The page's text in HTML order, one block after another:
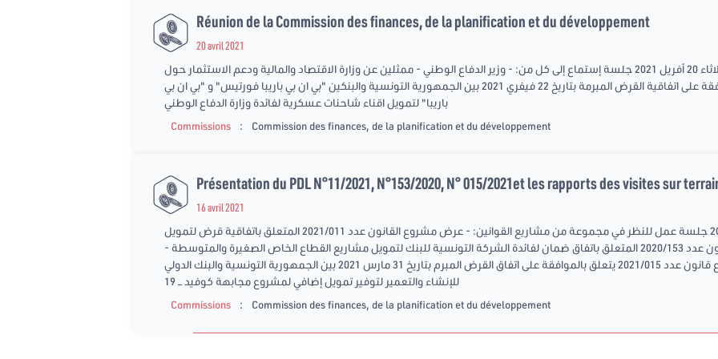
Réunion de la Commission des finances, de la planification et du développement
20 avril 2021
عقدت لجنة المالية والتخطيط والتنمية يوم الثلاثاء 20 أفريل 2021 جلسة إستماع إلى كل من: - وزير الدفاع الوطني - ممثلين عن وزارة الاقتصاد والمالية ودعم الاستثمار حول
مشروع القانون عدد 2021/011 المتعلق بالموافقة على اتفاقية القرض المبرمة بتاريخ 22 فيفري 2021 بين الجمهورية التونسية والبنكين "بي ان بي باريبا فورتيس" و "بي ان بي
باريبا" لتمويل اقناء شاحنات عسكرية لفائدة وزارة الدفاع الوطني
Commissions
: Commission des finances, de la planification et du développement
Présentation du PDL N°11/2021, N°153/2020, N° 015/2021et les rapports des visites sur
16 avril 2021
عقدت لجنة المالية يوم الجمعة 16 أفريل 2020 جلسة عمل للنظر في مجموعة من مشاريع القوانين: - عرض مشروع القانون عدد 2021/011 المتعلق باتفاقية قرض لتمويل
اقتناء شاحنات عسكرية - عرض مشروع القانون عدد 2020/153 المتعلق باتفاق ضمان لفائدة الشركة التونسية للبنك لتمويل مشاريع القطاع الخاص الصغيرة والمتوسطة -
النظر في تقارير الزيارات البرلمانية - مشروع قانون عدد 2021/015 يتعلق بالموافقة على اتفاق القرض المبرم بتاريخ 31 مارس 2021 بين الجمهورية التونسية والبنك الدولي
للإنشاء والتعمير لتوفير تمويل إضافي لمشروع مجابهة كوفيد – 19
Commissions
: Commission des finances, de la planification et du développement